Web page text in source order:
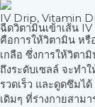
IV Drip, Vitamin
ฉีดวิตามินเข้าเส้น
คือการให้วิตามิน หรื
เกลือ ซึ่งการให้วิตา
ถึงระดับเซลล์ จะทำ
รวดเร็ว และดูดซึมไ
เดิมๆ ที่ร่างกายสาม